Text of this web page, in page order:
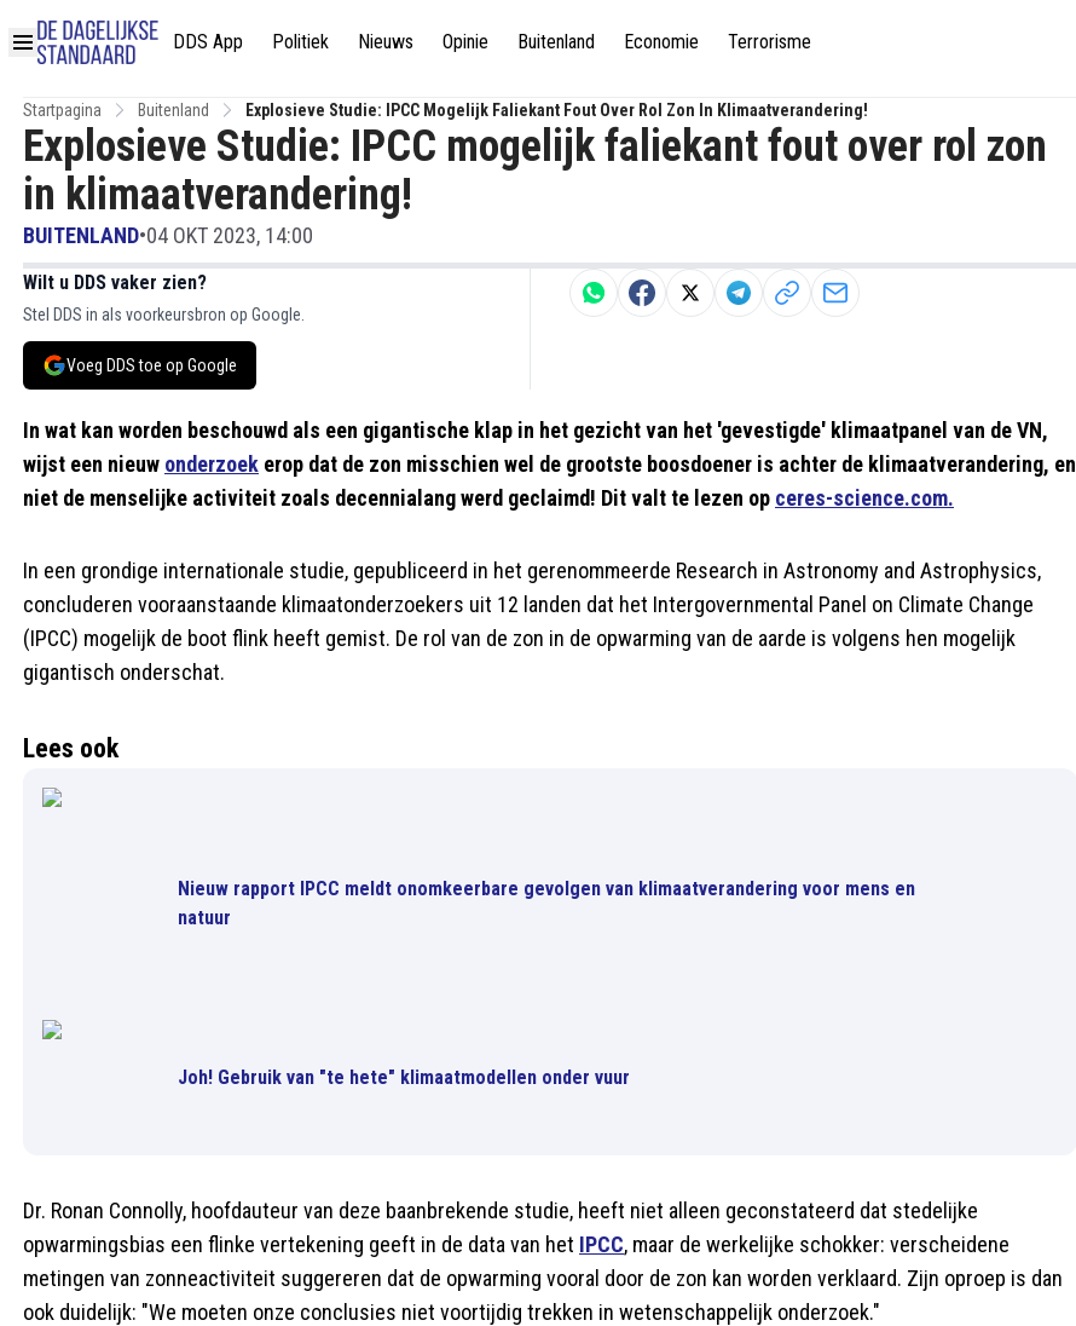
DDS App Politiek Nieuws Opinie Buitenland Economie Terrorisme
Startpagina Buitenland Explosieve Studie: IPCC Mogelijk Faliekant Fout Over Rol Zon In Klimaatverandering!
Explosieve Studie: IPCC mogelijk faliekant fout over rol zon
in klimaatverandering!
BUITENLAND•04 OKT 2023, 14:00
Wilt u DDS vaker zien?
Stel DDS in als voorkeursbron op Google.
Voeg DDS toe op Google
In wat kan worden beschouwd als een gigantische klap in het gezicht van het 'gevestigde' klimaatpanel van de VN,
wijst een nieuw onderzoek erop dat de zon misschien wel de grootste boosdoener is achter de klimaatverandering, en
niet de menselijke activiteit zoals decennialang werd geclaimd! Dit valt te lezen op ceres-science.com.
In een grondige internationale studie, gepubliceerd in het gerenommeerde Research in Astronomy and Astrophysics,
concluderen vooraanstaande klimaatonderzoekers uit 12 landen dat het Intergovernmental Panel on Climate Change
(IPCC) mogelijk de boot flink heeft gemist. De rol van de zon in de opwarming van de aarde is volgens hen mogelijk
gigantisch onderschat.
Lees ook
Nieuw rapport IPCC meldt onomkeerbare gevolgen van klimaatverandering voor mens en
natuur
Joh! Gebruik van "te hete" klimaatmodellen onder vuur
Dr. Ronan Connolly, hoofdauteur van deze baanbrekende studie, heeft niet alleen geconstateerd dat stedelijke
opwarmingsbias een flinke vertekening geeft in de data van het IPCC, maar de werkelijke schokker: verscheidene
metingen van zonneactiviteit suggereren dat de opwarming vooral door de zon kan worden verklaard. Zijn oproep is dan
ook duidelijk: "We moeten onze conclusies niet voortijdig trekken in wetenschappelijk onderzoek."